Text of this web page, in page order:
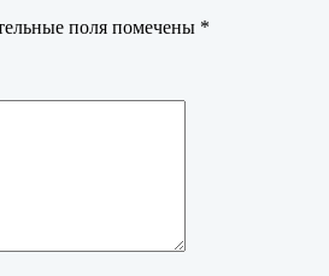
поля помечены *